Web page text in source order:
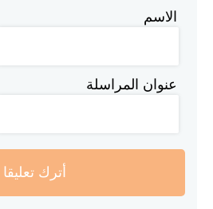
الاسم
عنوان المراسلة
أترك تعليقا